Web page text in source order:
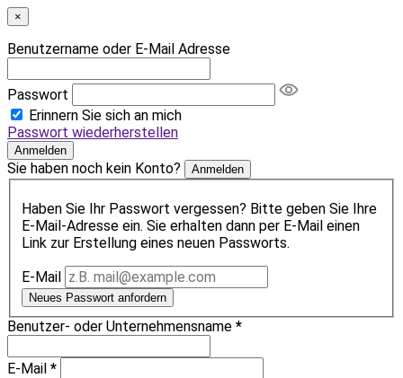
×
Benutzername oder E-Mail Adresse
Passwort
Erinnern Sie sich an mich
Passwort wiederherstellen
Anmelden
Sie haben noch kein Konto? Anmelden
Haben Sie Ihr Passwort vergessen? Bitte geben Sie Ihre
E-Mail-Adresse ein. Sie erhalten dann per E-Mail einen
Link zur Erstellung eines neuen Passworts.
E-Mail
Neues Passwort anfordern
Benutzer- oder Unternehmensname *
E-Mail *